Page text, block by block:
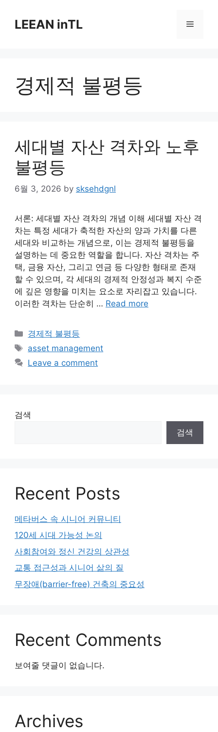
contentLEEAN inTL Menu
경제적 불평등
세대별 자산 격차와 노후
불평등
6월 3, 2026 by sksehdgnl
서론: 세대별 자산 격차의 개념 이해 세대별 자산 격
차는 특정 세대가 축적한 자산의 양과 가치를 다른
세대와 비교하는 개념으로, 이는 경제적 불평등을
설명하는 데 중요한 역할을 합니다. 자산 격차는 주
택, 금융 자산, 그리고 연금 등 다양한 형태로 존재
할 수 있으며, 각 세대의 경제적 안정성과 복지 수준
에 깊은 영향을 미치는 요소로 자리잡고 있습니다.
이러한 격차는 단순히 … Read more
Categories
경제적 불평등
Tags
asset management
Leave a comment
검색
검색
Recent Posts
메타버스 속 시니어 커뮤니티
120세 시대 가능성 논의
사회참여와 정신 건강의 상관성
교통 접근성과 시니어 삶의 질
무장애(barrier-free) 건축의 중요성
Recent Comments
보여줄 댓글이 없습니다.
Archives